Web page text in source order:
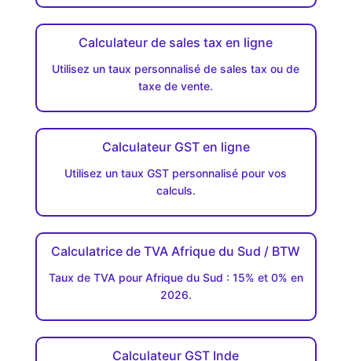
Calculateur de sales tax en ligne
Utilisez un taux personnalisé de sales tax ou de
taxe de vente.
Calculateur GST en ligne
Utilisez un taux GST personnalisé pour vos
calculs.
Calculatrice de TVA Afrique du Sud / BTW
Taux de TVA pour Afrique du Sud : 15% et 0% en
2026.
Calculateur GST Inde